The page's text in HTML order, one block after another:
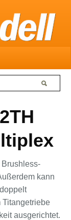
kann
Titangetriebe
ausgerichtet.